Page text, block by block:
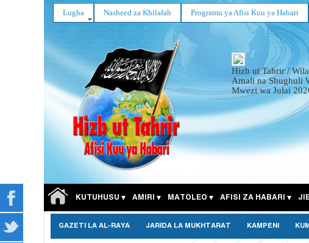
Lugha Nasheed za Khilafah Programu ya Afisi Kuu ya Habari
Hizb ut Tahrir /
Amali na Shughuli
Mwezi wa Julai
KUTUHUSU AMIRI MATOLEO AFISI ZA HABARI
GAZETI LA AL-RAYA JARIDA LA MUKHTARAT KAMPENI